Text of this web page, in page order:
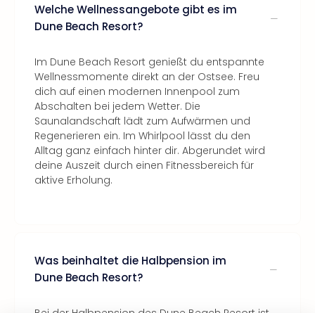
Welche Wellnessangebote gibt es im
Dune Beach Resort?
Im Dune Beach Resort genießt du entspannte
Wellnessmomente direkt an der Ostsee. Freu
dich auf einen modernen Innenpool zum
Abschalten bei jedem Wetter. Die
Saunalandschaft lädt zum Aufwärmen und
Regenerieren ein. Im Whirlpool lässt du den
Alltag ganz einfach hinter dir. Abgerundet wird
deine Auszeit durch einen Fitnessbereich für
aktive Erholung.
Was beinhaltet die Halbpension im
Dune Beach Resort?